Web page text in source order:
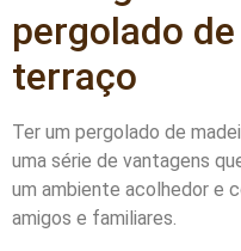
pergolado
terraço
Ter um pergolado de
uma série de vantagens
um ambiente acolhedor e
amigos e familiares.